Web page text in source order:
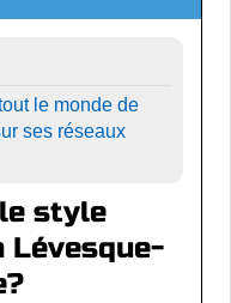
le monde de
ses réseaux
style
Lévesque-